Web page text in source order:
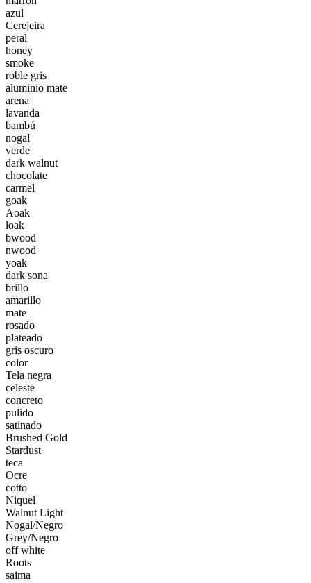
azul
Cerejeira
peral
honey
smoke
roble gris
aluminio mate
arena
lavanda
bambú
nogal
verde
dark walnut
chocolate
carmel
goak
Aoak
loak
bwood
nwood
yoak
dark sona
brillo
amarillo
mate
rosado
plateado
gris oscuro
color
Tela negra
celeste
concreto
pulido
satinado
Brushed Gold
Stardust
teca
Ocre
cotto
Niquel
Walnut Light
Nogal/Negro
Grey/Negro
off white
Roots
saima